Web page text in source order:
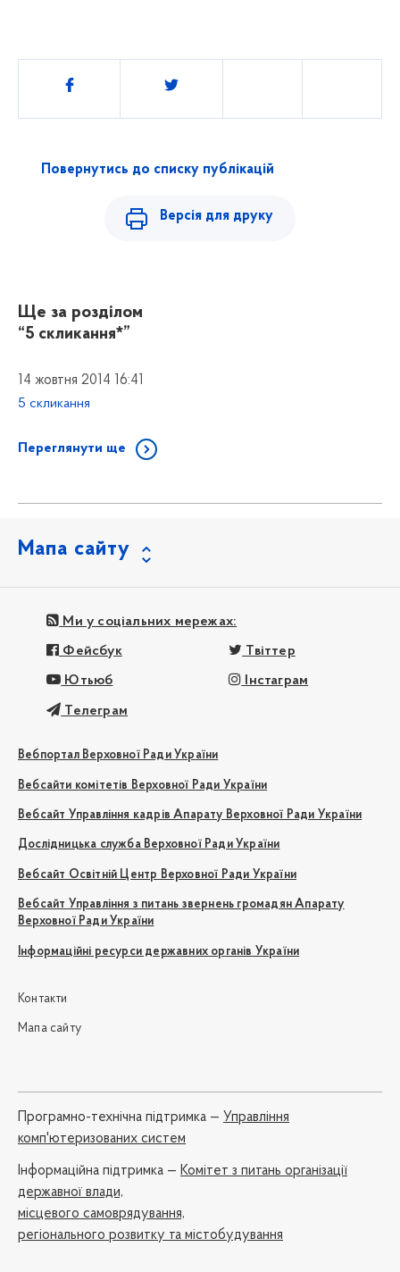
Поділитись
Повернутись до списку публікацій
Версія для друку
Ще за розділом
“5 скликання*”
14 жовтня 2014 16:41
5 скликання
Переглянути ще
Мапа сайту
Ми у соціальних мережах:
Фейсбук Твіттер
Ютьюб Інстаграм
Телеграм
Вебпортал Верховної Ради України
Вебсайти комітетів Верховної Ради України
Вебсайт Управління кадрів Апарату Верховної Ради України
Дослідницька служба Верховної Ради України
Вебсайт Освітній Центр Верховної Ради України
Вебсайт Управління з питань звернень громадян Апарату
Верховної Ради України
Інформаційні ресурси державних органів України
Контакти
Мапа сайту
Програмно-технічна підтримка — Управління
комп'ютеризованих систем
Iнформаційна підтримка — Комітет з питань організації
державної влади,
місцевого самоврядування,
регіонального розвитку та містобудування